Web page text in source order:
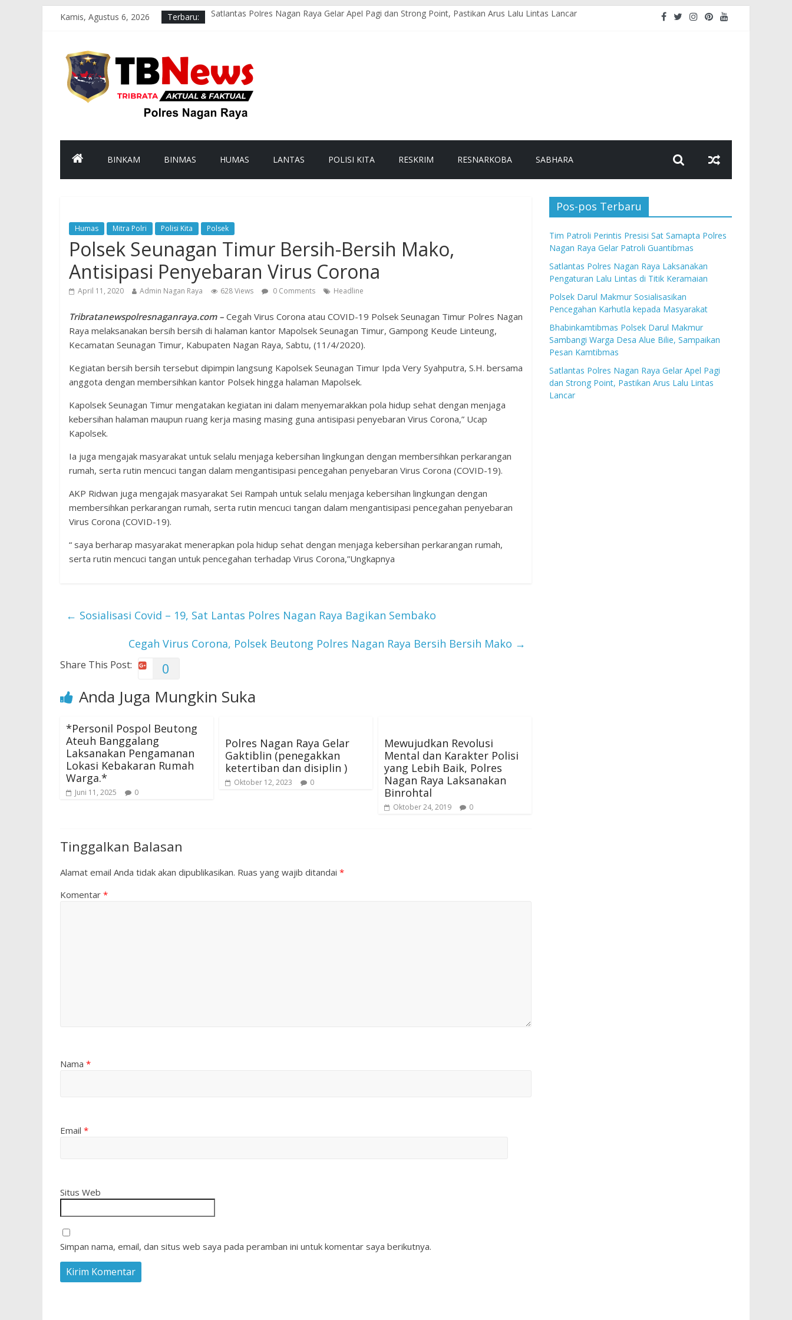
Kamis, Agustus 6, 2026 Terbaru:
Satlantas Polres Nagan Raya Gelar Apel Pagi dan Strong Point, Pastikan Arus Lalu Lintas Lancar
Bhabinkamtibmas Polsek Darul Makmur Sambangi Warga Desa Alue Bilie, Sampaikan Pesan Kamtibmas
BINKAM BINMAS HUMAS LANTAS POLISI KITA RESKRIM RESNARKOBA SABHARA
Humas Mitra Polri Polisi Kita Polsek
Polsek Seunagan Timur Bersih-Bersih Mako,
Antisipasi Penyebaran Virus Corona
April 11, 2020 Admin Nagan Raya 628 Views 0 Comments Headline
Tribratanewspolresnaganraya.com – Cegah Virus Corona atau COVID-19 Polsek Seunagan Timur Polres Nagan
Raya melaksanakan bersih bersih di halaman kantor Mapolsek Seunagan Timur, Gampong Keude Linteung,
Kecamatan Seunagan Timur, Kabupaten Nagan Raya, Sabtu, (11/4/2020).
Kegiatan bersih bersih tersebut dipimpin langsung Kapolsek Seunagan Timur Ipda Very Syahputra, S.H. bersama
anggota dengan membersihkan kantor Polsek hingga halaman Mapolsek.
Kapolsek Seunagan Timur mengatakan kegiatan ini dalam menyemarakkan pola hidup sehat dengan menjaga
kebersihan halaman maupun ruang kerja masing masing guna antisipasi penyebaran Virus Corona,” Ucap
Kapolsek.
Ia juga mengajak masyarakat untuk selalu menjaga kebersihan lingkungan dengan membersihkan perkarangan
rumah, serta rutin mencuci tangan dalam mengantisipasi pencegahan penyebaran Virus Corona (COVID-19).
AKP Ridwan juga mengajak masyarakat Sei Rampah untuk selalu menjaga kebersihan lingkungan dengan
membersihkan perkarangan rumah, serta rutin mencuci tangan dalam mengantisipasi pencegahan penyebaran
Virus Corona (COVID-19).
“ saya berharap masyarakat menerapkan pola hidup sehat dengan menjaga kebersihan perkarangan rumah,
serta rutin mencuci tangan untuk pencegahan terhadap Virus Corona,”Ungkapnya
← Sosialisasi Covid – 19, Sat Lantas Polres Nagan Raya Bagikan Sembako
Cegah Virus Corona, Polsek Beutong Polres Nagan Raya Bersih Bersih Mako →
Share This Post: 0
Anda Juga Mungkin Suka
*Personil Pospol Beutong
Ateuh Banggalang
Laksanakan Pengamanan
Lokasi Kebakaran Rumah
Warga.*
Juni 11, 2025 0
Polres Nagan Raya Gelar
Gaktiblin (penegakkan
ketertiban dan disiplin )
Oktober 12, 2023 0
Mewujudkan Revolusi
Mental dan Karakter Polisi
yang Lebih Baik, Polres
Nagan Raya Laksanakan
Binrohtal
Oktober 24, 2019 0
Tinggalkan Balasan
Alamat email Anda tidak akan dipublikasikan. Ruas yang wajib ditandai *
Komentar *
Nama *
Email *
Situs Web
Simpan nama, email, dan situs web saya pada peramban ini untuk komentar saya berikutnya.
Pos-pos Terbaru
Tim Patroli Perintis Presisi Sat Samapta Polres
Nagan Raya Gelar Patroli Guantibmas
Satlantas Polres Nagan Raya Laksanakan
Pengaturan Lalu Lintas di Titik Keramaian
Polsek Darul Makmur Sosialisasikan
Pencegahan Karhutla kepada Masyarakat
Bhabinkamtibmas Polsek Darul Makmur
Sambangi Warga Desa Alue Bilie, Sampaikan
Pesan Kamtibmas
Satlantas Polres Nagan Raya Gelar Apel Pagi
dan Strong Point, Pastikan Arus Lalu Lintas
Lancar